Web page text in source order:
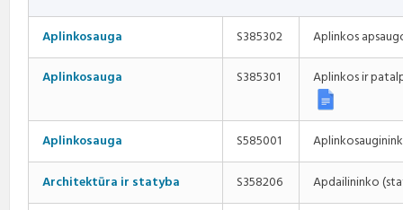
Biudžeto vykdymo ataskaitų
rinkiniai
Finansinių ataskaitų rinkiniai
Paskatinimai ir
Vadovų darbotvarkės
Tarybos, komisijos ir
komitetai
Korupcijos prevencija
Interneto svetainės atitikties
paraiška
Aplinkosauga S385302
Aplinkos
Aplinkosauga
S385301 Aplinkos ir
Aplinkosauga S585001
Architektūra ir statyba S358206 Apdailininko